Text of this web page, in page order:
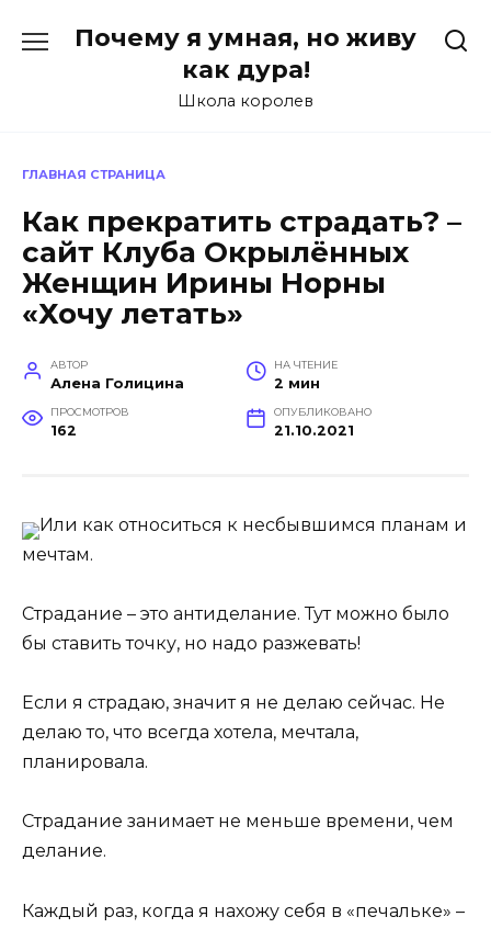
Почему я умная, но живу
как дура!
Школа королев
ГЛАВНАЯ СТРАНИЦА
Как прекратить страдать? –
сайт Клуба Окрылённых
Женщин Ирины Норны
«Хочу летать»
АВТОР
Алена Голицина
НА ЧТЕНИЕ
2 мин
ПРОСМОТРОВ
162
ОПУБЛИКОВАНО
21.10.2021
Или как относиться к несбывшимся планам и
мечтам.
Страдание – это антиделание. Тут можно было
бы ставить точку, но надо разжевать!
Если я страдаю, значит я не делаю сейчас. Не
делаю то, что всегда хотела, мечтала,
планировала.
Страдание занимает не меньше времени, чем
делание.
Каждый раз, когда я нахожу себя в «печальке» –